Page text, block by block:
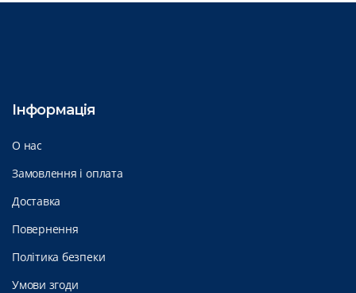
Інформація
О нас
Замовлення і оплата
Доставка
Повернення
Політика безпеки
Умови згоди